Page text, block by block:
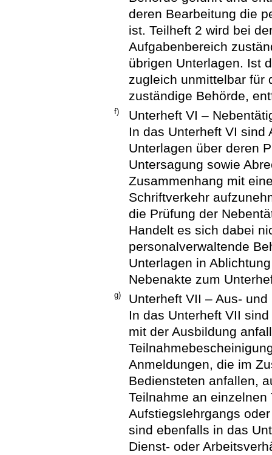
deren Bearbeitung die
ist. Teilheft 2 wird bei
Aufgabenbereich
übrigen Unterlagen. Ist
zugleich unmittelbar für
zuständige Behörde,
f)
Unterheft VI –
In das Unterheft VI sind
Unterlagen über deren
Untersagung sowie
Zusammenhang mit
Schriftverkehr
die Prüfung der
Handelt es sich dabei
personalverwaltende
Unterlagen in
Nebenakte zum
g)
Unterheft VII – Aus-
In das Unterheft VII
mit der Ausbildung
Anmeldungen, die im
Bediensteten anfallen,
Teilnahme an
Aufstiegslehrgangs
sind ebenfalls in das
Dienst- oder